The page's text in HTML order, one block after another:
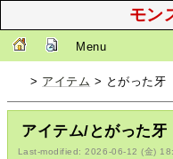
モン
Menu
> アイテム > とがった牙
アイテム/とがった牙
Last-modified: 2026-06-12 (金)